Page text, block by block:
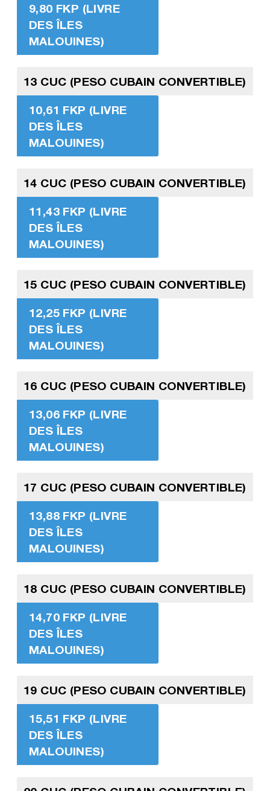
9,80 FKP (LIVRE
DES ÎLES
MALOUINES)
13 CUC (PESO CUBAIN CONVERTIBLE)
10,61 FKP (LIVRE
DES ÎLES
MALOUINES)
14 CUC (PESO CUBAIN CONVERTIBLE)
11,43 FKP (LIVRE
DES ÎLES
MALOUINES)
15 CUC (PESO CUBAIN CONVERTIBLE)
12,25 FKP (LIVRE
DES ÎLES
MALOUINES)
16 CUC (PESO CUBAIN CONVERTIBLE)
13,06 FKP (LIVRE
DES ÎLES
MALOUINES)
17 CUC (PESO CUBAIN CONVERTIBLE)
13,88 FKP (LIVRE
DES ÎLES
MALOUINES)
18 CUC (PESO CUBAIN CONVERTIBLE)
14,70 FKP (LIVRE
DES ÎLES
MALOUINES)
19 CUC (PESO CUBAIN CONVERTIBLE)
15,51 FKP (LIVRE
DES ÎLES
MALOUINES)